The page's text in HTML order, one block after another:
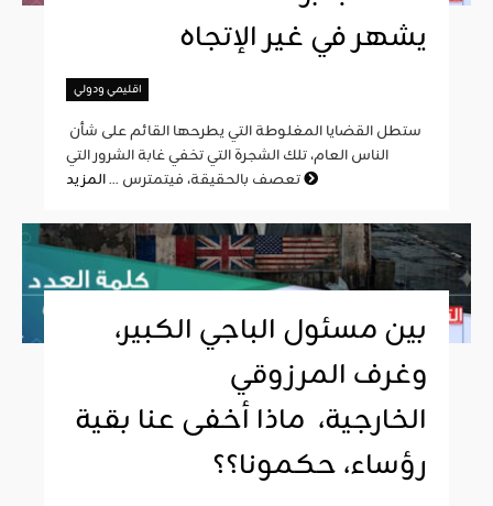
يشهر في غير الإتجاه
اقليمي ودولي
الناس العام، تلك الشجرة التي تخفي غابة الشرور التي
تعصف بالحقيقة، فيتمترس ...
بين مسئول الباجي الكبير،
وغرف المرزوقي
الخارجية، ماذا أخفى عنا بقية
رؤساء، حكمونا؟؟